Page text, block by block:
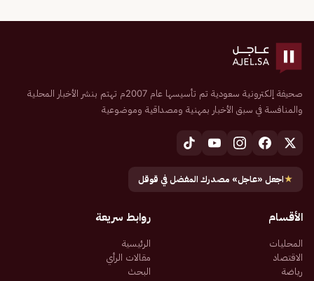
صحيفة إلكترونية سعودية تم تأسيسها عام 2007م تهتم بنشر الأخبار المحلية
والمنافسة في سبق الأخبار بمهنية ومصداقية وموضوعية
★اجعل «عاجل» مصدرك المفضل في قوقل
الأقسام
المحليات
الاقتصاد
رياضة
روابط سريعة
الرئيسية
مقالات الرأي
البحث